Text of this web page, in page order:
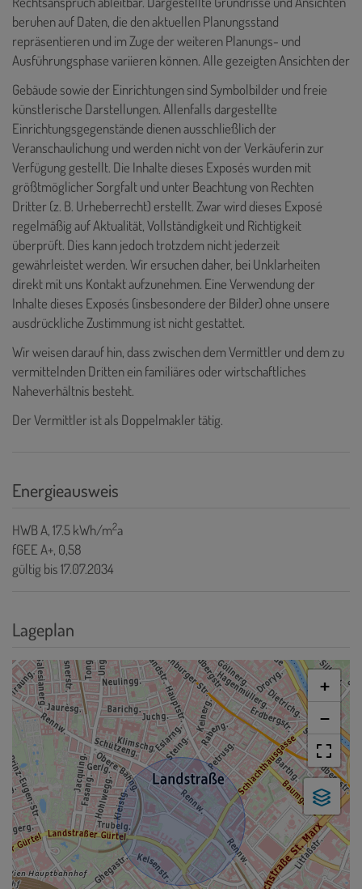
beruhen auf Daten, die den aktuellen Planungsstand
repräsentieren und im Zuge der weiteren Planungs- und
Ausführungsphase variieren können. Alle gezeigten Ansichten der
Gebäude sowie der Einrichtungen sind Symbolbilder und freie
künstlerische Darstellungen. Allenfalls dargestellte
Einrichtungsgegenstände dienen ausschließlich der
Veranschaulichung und werden nicht von der Verkäuferin zur
Verfügung gestellt. Die Inhalte dieses Exposéswurden mit
größtmöglicher Sorgfalt und unter Beachtung von Rechten
Dritter (z. B. Urheberrecht) erstellt. Zwar wird dieses Exposé
regelmäßig auf Aktualität, Vollständigkeit und Richtigkeit
überprüft. Dies kann jedoch trotzdem nicht jederzeit
gewährleistet werden. Wir ersuchen daher, bei Unklarheiten
direkt mit uns Kontakt aufzunehmen. Eine Verwendung der
Inhalte dieses Exposés (insbesondere der Bilder) ohne unsere
ausdrückliche Zustimmung ist nicht gestattet.
Wir weisen darauf hin, dass zwischen dem Vermittler und dem zu
vermittelnden Dritten ein familiäres oder wirtschaftliches
Naheverhältnis besteht.
Der Vermittler ist als Doppelmakler tätig.
Energieausweis
HWBA, 17.5 kWh/m2a
fGEEA+, 0,58
gültig bis17.07.2034
Lageplan
+
−